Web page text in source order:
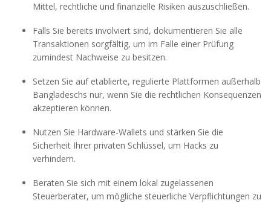
Mittel, rechtliche und finanzielle Risiken auszuschließen.
Falls Sie bereits involviert sind, dokumentieren Sie alle
Transaktionen sorgfältig, um im Falle einer Prüfung
zumindest Nachweise zu besitzen.
Setzen Sie auf etablierte, regulierte Plattformen außerhalb
Bangladeschs nur, wenn Sie die rechtlichen Konsequenzen
akzeptieren können.
Nutzen Sie Hardware‑Wallets und stärken Sie die
Sicherheit Ihrer privaten Schlüssel, um Hacks zu
verhindern.
Beraten Sie sich mit einem lokal zugelassenen
Steuerberater, um mögliche steuerliche Verpflichtungen zu